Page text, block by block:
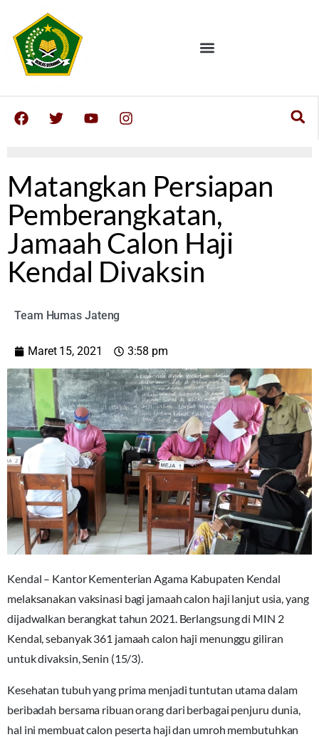
Matangkan Persiapan
Pemberangkatan,
Jamaah Calon Haji
Kendal Divaksin
Team Humas Jateng
Maret 15, 2021 3:58 pm
Kendal – Kantor Kementerian Agama Kabupaten Kendal
melaksanakan vaksinasi bagi jamaah calon haji lanjut usia, yang
dijadwalkan berangkat tahun 2021. Berlangsung di MIN 2
Kendal, sebanyak 361 jamaah calon haji menunggu giliran
untuk divaksin, Senin (15/3).
Kesehatan tubuh yang prima menjadi tuntutan utama dalam
beribadah bersama ribuan orang dari berbagai penjuru dunia,
hal ini membuat calon peserta haji dan umroh membutuhkan